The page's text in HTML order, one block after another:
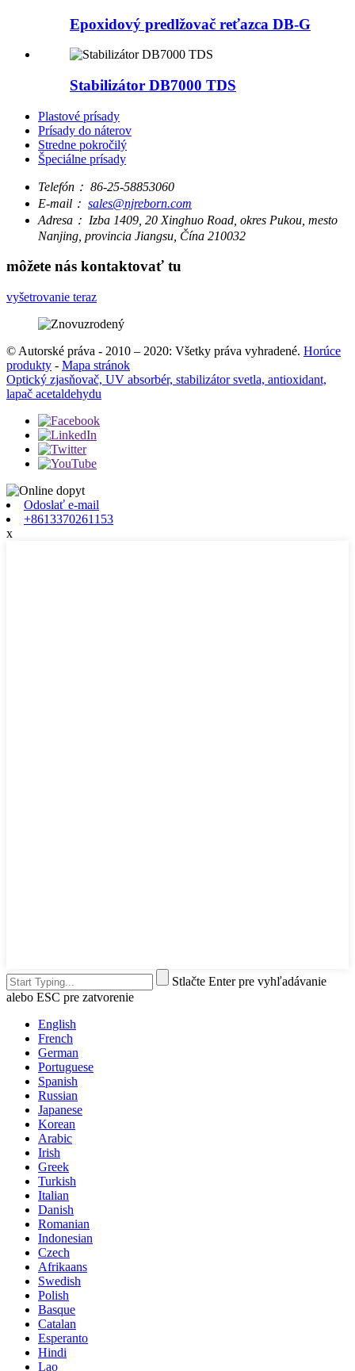
Epoxidový predlžovač reťazca DB-G
Stabilizátor DB7000 TDS
Plastové prísady
Prísady do náterov
Stredne pokročilý
Špeciálne prísady
Telefón： 86-25-58853060
E-mail： sales@njreborn.com
Adresa： Izba 1409, 20 Xinghuo Road, okres Pukou, mesto
Nanjing, provincia Jiangsu, Čína 210032
môžete nás kontaktovať tu
vyšetrovanie teraz
© Autorské práva - 2010 – 2020: Všetky práva vyhradené. Horúce
produkty - Mapa stránok
Optický zjasňovač, UV absorbér, stabilizátor svetla, antioxidant,
lapač acetaldehydu
Odoslať e-mail
+8613370261153
x
Stlačte Enter pre vyhľadávanie
alebo ESC pre zatvorenie
English
French
German
Portuguese
Spanish
Russian
Japanese
Korean
Arabic
Irish
Greek
Turkish
Italian
Danish
Romanian
Indonesian
Czech
Afrikaans
Swedish
Polish
Basque
Catalan
Esperanto
Hindi
Lao